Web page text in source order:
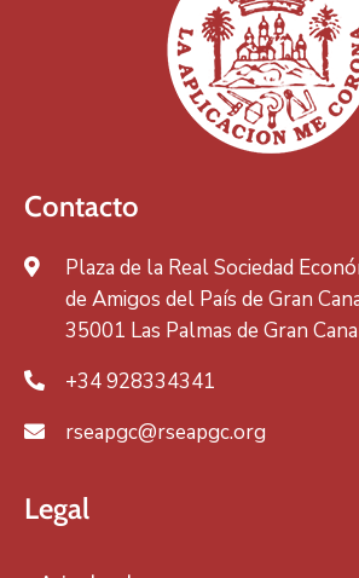
Contacto
Plaza de la Real Sociedad
de Amigos del País de Gran
35001 Las Palmas de Gran
+34 928334341
rseapgc@rseapgc.org
Legal